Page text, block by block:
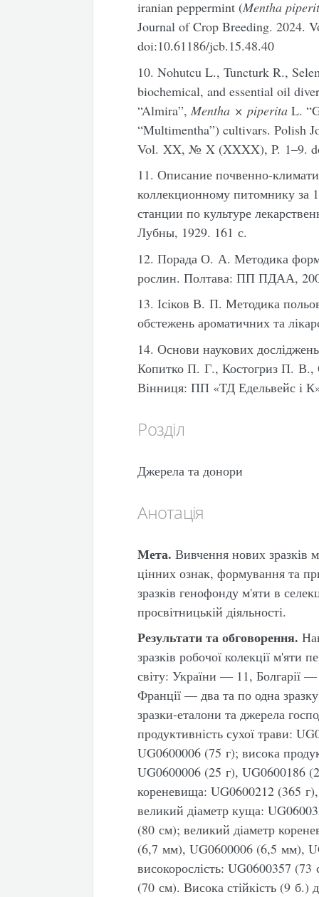
iranian peppermint (Mentha
Journal of Crop Breeding. 2024.
doi:10.61186/jcb.15.48.40
10. Nohutcu L., Tuncturk R.,
biochemical, and essential oil
“Almira”, Mentha × piperita L.
“Multimentha”) cultivars. Polish
Vol. XX, № X (XXXX), P. 1–9.
11. Описание почвенно-
коллекционному питомнику за
станции по культуре
Лубны, 1929. 161 с.
12. Порада О. А. Методика
рослин. Полтава: ПП ПДАА,
13. Ісіков В. П. Методика
обстежень ароматичних та
14. Основи наукових
Копитко П. Г., Костогриз П.
Вінниця: ПП «ТД Едельвейс і
Розділ
Джерела та донори
Анотація
Мета. Вивчення нових зразків
цінних ознак, формування та
зразків генофонду м'яти в
просвітницькій діяльності.
Результати та обговорення.
зразків робочої колекції м'яти
світу: України — 11,
Франції — два та по одна
зразки-еталони та джерела
продуктивність сухої трави:
UG0600006 (75 г); висока
UG0600006 (25 г), UG0600186
кореневища: UG0600212 (365
великий діаметр куща:
(80 см); великий діаметр
(6,7 мм), UG0600006 (6,5 мм),
високорослість: UG0600357
(70 см). Висока стійкість (9 б.)